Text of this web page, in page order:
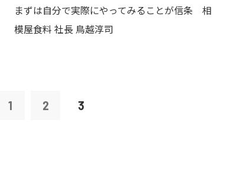
まずは自分で実際にやってみることが信条 相
模屋食料 社長 鳥越淳司
1 2 3